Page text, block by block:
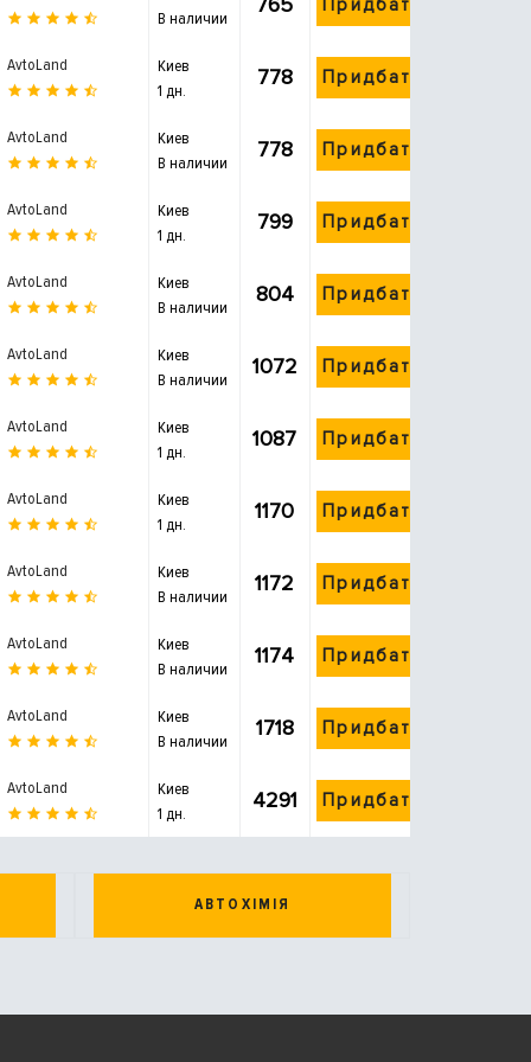
В наличии
Придбати
AvtoLand
Киев
1 дн.
778 Придбати
AvtoLand
Киев
В наличии
778 Придбати
AvtoLand
Киев
1 дн.
799 Придбати
AvtoLand
Киев
В наличии
804 Придбати
AvtoLand
Киев
В наличии
1072 Придбати
AvtoLand
Киев
1 дн.
1087 Придбати
AvtoLand
Киев
1 дн.
1170 Придбати
AvtoLand
Киев
В наличии
1172 Придбати
AvtoLand
Киев
В наличии
1174 Придбати
AvtoLand
Киев
В наличии
1718 Придбати
AvtoLand
Киев
1 дн.
4291 Придбати
АВТОХІМІЯ